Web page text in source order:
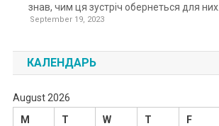
знав, чим ця зустріч обернеться для них.
September 19, 2023
КАЛЕНДАРЬ
August 2026
M
T W T F